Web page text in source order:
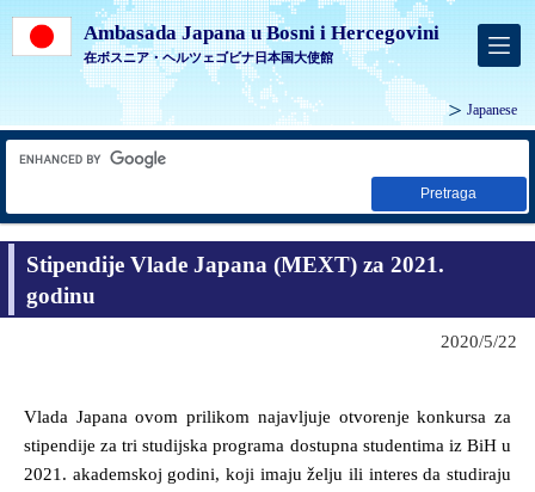
Ambasada Japana u Bosni i Hercegovini
在ボスニア・ヘルツェゴビナ日本国大使館
Japanese
Pretraga
Stipendije Vlade Japana (MEXT) za 2021.
godinu
2020/5/22
Vlada Japana ovom prilikom najavljuje otvorenje konkursa za
stipendije za tri studijska programa dostupna studentima iz BiH u
2021. akademskoj godini, koji imaju želju ili interes da studiraju